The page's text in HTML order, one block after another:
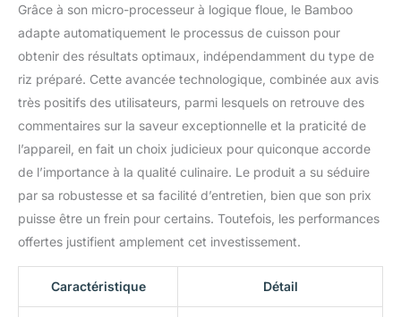
argenté métallique avec
couvercle noir et accents
de motif de diamant. UN
1ER POUR LE ROYAUME-
UNI ET L'EUROPE PAR
'YUM ASIA' LES
EXPERTS DU CUISEUR À
RIZ - Capacité de 8
8 personnes), 1,5 litre,
220-240V, 50Hz avec
fiche et câble
détachables EU Schuko.
exceptionnelle de 2 ans.
Grâce à son micro-processeur à logique floue, le Bamboo
adapte automatiquement le processus de cuisson pour
obtenir des résultats optimaux, indépendamment du type de
riz préparé. Cette avancée technologique, combinée aux avis
très positifs des utilisateurs, parmi lesquels on retrouve des
commentaires sur la saveur exceptionnelle et la praticité de
l’appareil, en fait un choix judicieux pour quiconque accorde
de l’importance à la qualité culinaire. Le produit a su séduire
par sa robustesse et sa facilité d’entretien, bien que son prix
puisse être un frein pour certains. Toutefois, les performances
offertes justifient amplement cet investissement.
Caractéristique Détail